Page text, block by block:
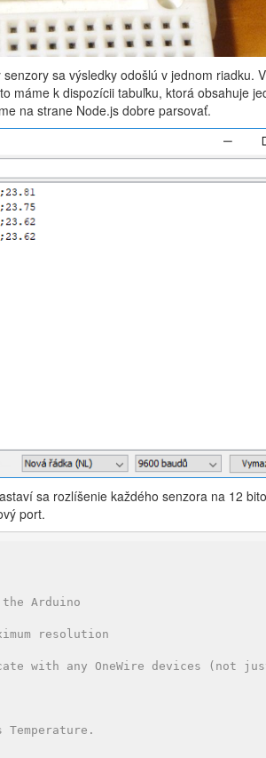
sa výsledky odošlú v jednom riadku.
máme k dispozícii tabuľku, ktorá obsahuje
na strane Node.js dobre parsovať.
sa rozlíšenie každého senzora na 12
port.
Arduino
resolution
with any OneWire devices (not